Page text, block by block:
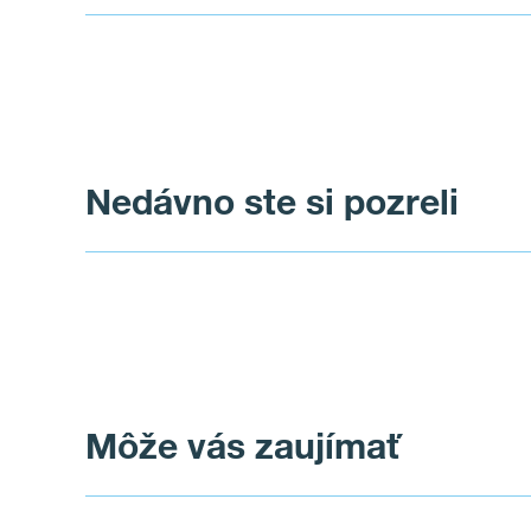
Nedávno ste si pozreli
Môže vás zaujímať